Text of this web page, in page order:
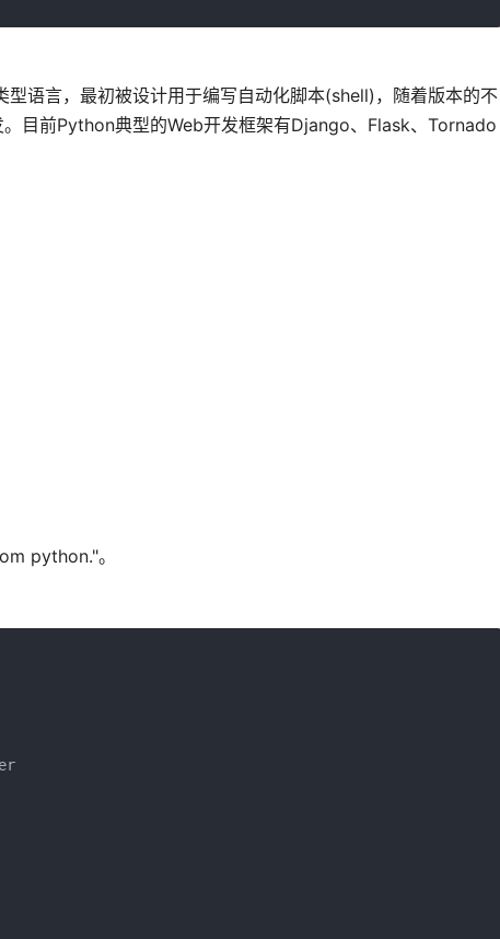
语言，最初被设计用于编写自动化脚本(shell)，随着版本的不
目前Python典型的Web开发框架有Django、Flask、Tornado
python."。